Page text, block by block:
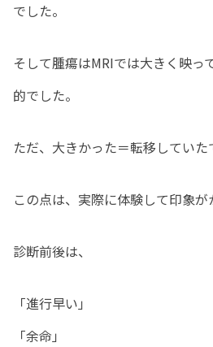
でした。
そして腫瘍はMRIでは大きく映っ
的でした。
ただ、大きかった＝転移していた
この点は、実際に体験して印象が
診断前後は、
「進行早い」
「余命」